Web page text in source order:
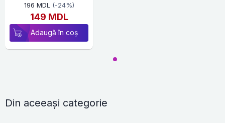
196 MDL (-24%)
149 MDL
Adaugă în coș
Din aceeași categorie